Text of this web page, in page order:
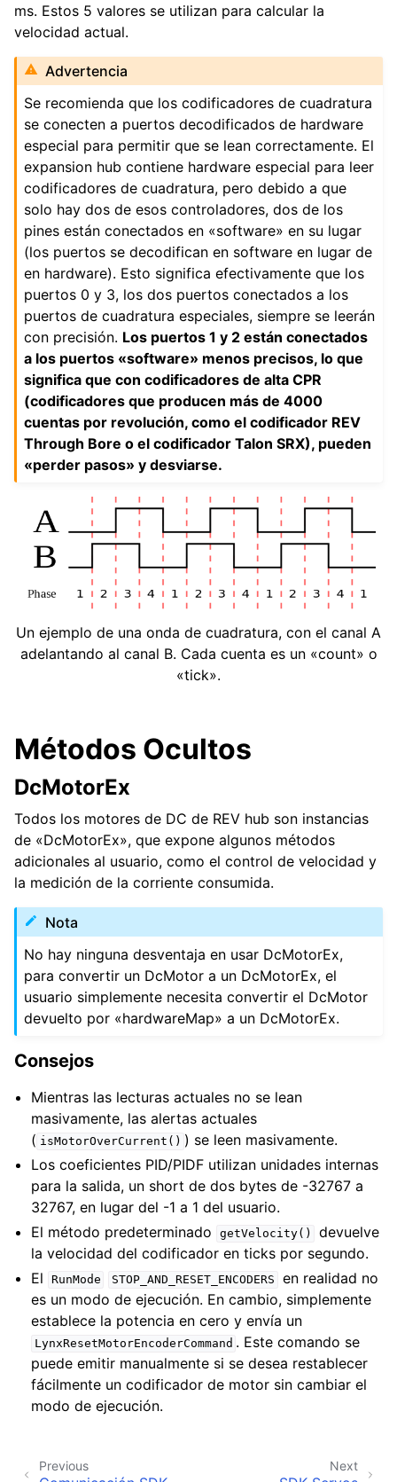
ms. Estos 5 valores se utilizan para calcular la
velocidad actual.
Advertencia
Se recomienda que los codificadores de cuadratura
se conecten a puertos decodificados de hardware
especial para permitir que se lean correctamente. El
expansion hub contiene hardware especial para leer
codificadores de cuadratura, pero debido a que
solo hay dos de esos controladores, dos de los
pines están conectados en «software» en su lugar
(los puertos se decodifican en software en lugar de
en hardware). Esto significa efectivamente que los
puertos 0 y 3, los dos puertos conectados a los
puertos de cuadratura especiales, siempre se leerán
con precisión. Los puertos 1 y 2 están conectados
a los puertos «software» menos precisos, lo que
significa que con codificadores de alta CPR
(codificadores que producen más de 4000
cuentas por revolución, como el codificador REV
Through Bore o el codificador Talon SRX), pueden
«perder pasos» y desviarse.
Un ejemplo de una onda de cuadratura, con el canal A
adelantando al canal B. Cada cuenta es un «count» o
«tick».
Métodos Ocultos
DcMotorEx
Todos los motores de DC de REV hub son instancias
de «DcMotorEx», que expone algunos métodos
adicionales al usuario, como el control de velocidad y
la medición de la corriente consumida.
Nota
No hay ninguna desventaja en usar DcMotorEx,
para convertir un DcMotor a un DcMotorEx, el
usuario simplemente necesita convertir el DcMotor
devuelto por «hardwareMap» a un DcMotorEx.
Consejos
Mientras las lecturas actuales no se lean
masivamente, las alertas actuales
( isMotorOverCurrent() ) se leen masivamente.
Los coeficientes PID/PIDF utilizan unidades internas
para la salida, un short de dos bytes de -32767 a
32767, en lugar del -1 a 1 del usuario.
El método predeterminado
getVelocity()
devuelve
la velocidad del codificador en ticks por segundo.
El
RunMode STOP_AND_RESET_ENCODERS
en realidad no
es un modo de ejecución. En cambio, simplemente
establece la potencia en cero y envía un
LynxResetMotorEncoderCommand . Este comando se
puede emitir manualmente si se desea restablecer
fácilmente un codificador de motor sin cambiar el
modo de ejecución.
Next
Previous